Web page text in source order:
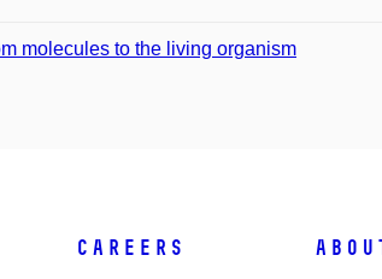
molecules to the living organism
Careers